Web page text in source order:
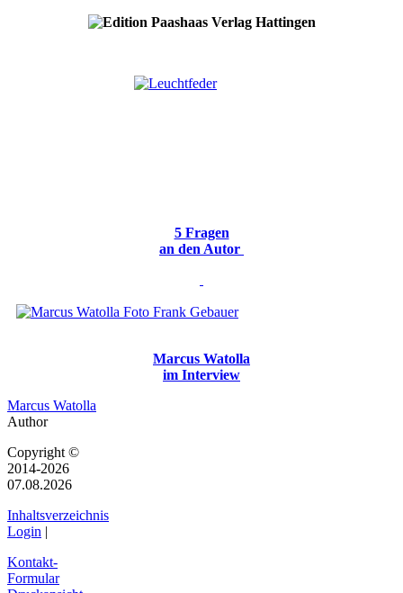
5 Fragen
an den Autor
Marcus Watolla
im Interview
Marcus Watolla
Author
Copyright ©
2014-2026
07.08.2026
Inhaltsverzeichnis
Login |
Kontakt-
Formular